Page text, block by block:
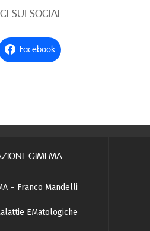
SUI SOCIAL
Facebook
GIMEMA
– Franco Mandelli
EMatologiche